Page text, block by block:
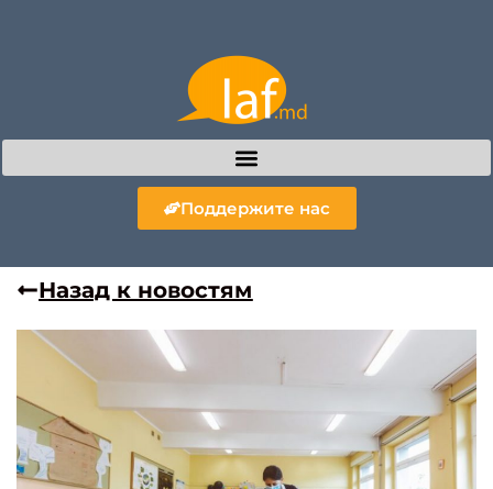
Поддержите нас
Назад к новостям